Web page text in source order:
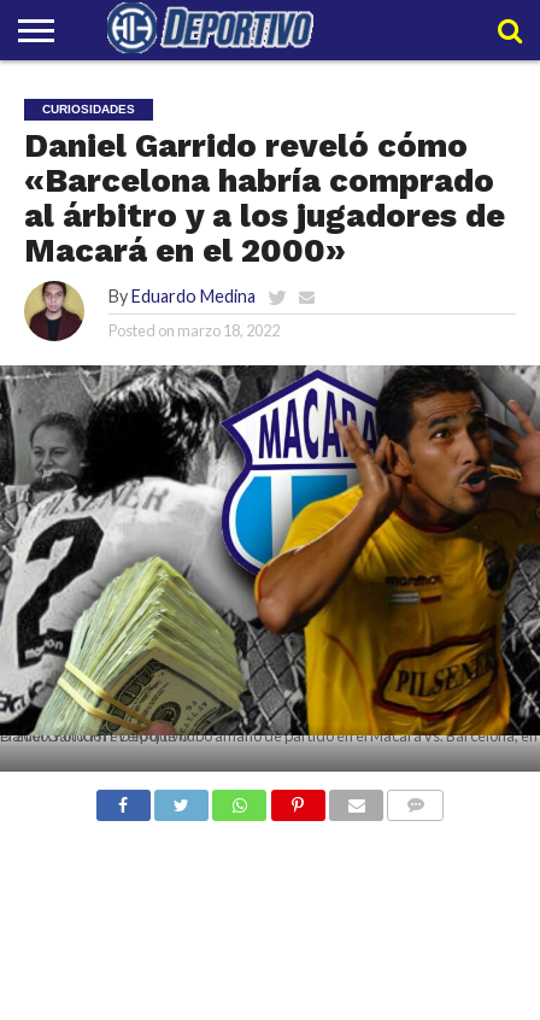
NACIONAL
INTERNACIONAL
EMBAJADORES
POLIDEPORTIVO
POLÍTICAS
DE
PRIVACIDAD
CONTACTO
HIT
EQUIPO
HIT
CURIOSIDADES
Daniel Garrido reveló cómo
«Barcelona habría comprado
al árbitro y a los jugadores de
Macará en el 2000»
By Eduardo Medina
Posted on marzo 18, 2022
Daniel Garrido reveló que hubo amaño de partido en el Macará vs. Barcelona, en el 2000. Foto: HIT Deportivo